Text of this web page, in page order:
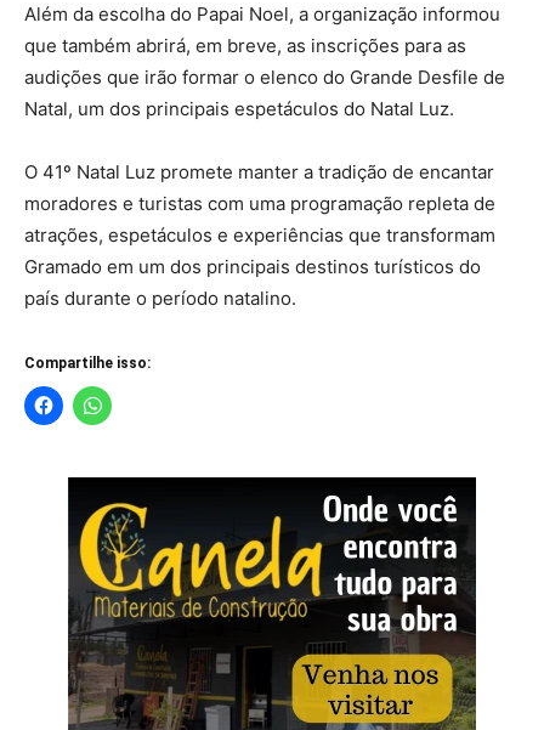
Além da escolha do Papai Noel, a organização informou
que também abrirá, em breve, as inscrições para as
audições que irão formar o elenco do Grande Desfile de
Natal, um dos principais espetáculos do Natal Luz.
O 41º Natal Luz promete manter a tradição de encantar
moradores e turistas com uma programação repleta de
atrações, espetáculos e experiências que transformam
Gramado em um dos principais destinos turísticos do
país durante o período natalino.
Compartilhe isso: